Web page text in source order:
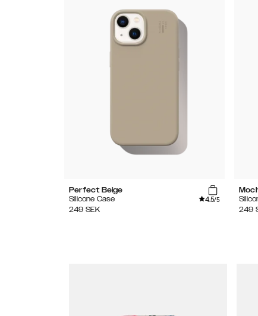
Perfect Beige
Silicone Case
4.5/5
249 SEK
249